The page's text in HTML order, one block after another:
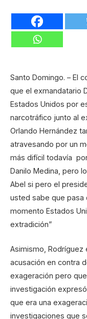
Santo Domingo. – El
que el exmandatario
Estados Unidos por
narcotráfico junto al
Orlando Hernández
atravesando por un
más difícil todavía
Danilo Medina, pero
Abel si pero el
usted sabe que pasa
momento Estados
extradición”
Asimismo, Rodríguez
acusación en contra
exageración pero
investigación
que era una
investigaciones que